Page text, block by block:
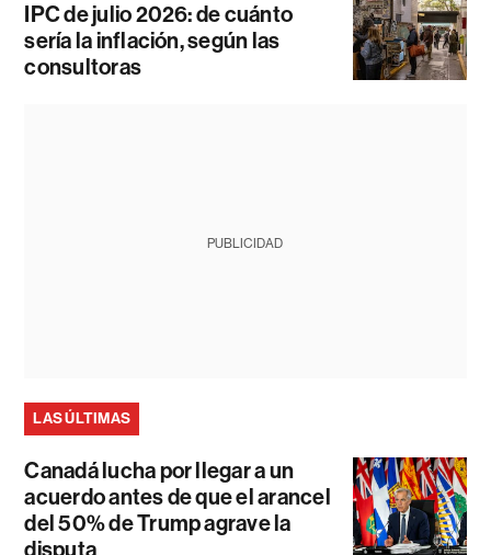
IPC de julio 2026: de cuánto
sería la inflación, según las
consultoras
PUBLICIDAD
LAS ÚLTIMAS
Canadá lucha por llegar a un
acuerdo antes de que el arancel
del 50% de Trump agrave la